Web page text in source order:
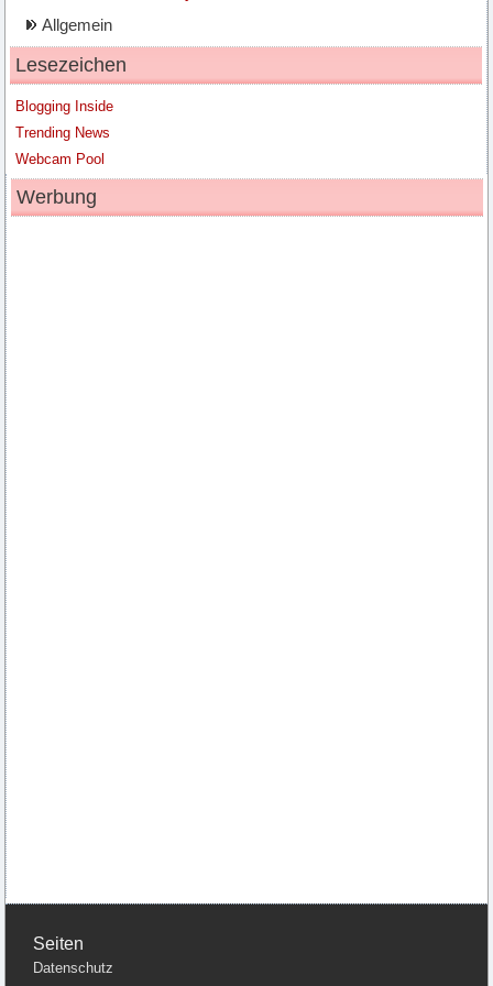
Allgemein
Lesezeichen
Blogging Inside
Trending News
Webcam Pool
Werbung
Seiten
Datenschutz